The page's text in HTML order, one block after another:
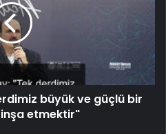
büyük ve güçlü bir
etmektir"